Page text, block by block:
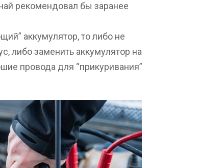
рекомендовал бы заранее
аккумулятор, то либо не
либо заменить аккумулятор на
провода для “прикуривания”